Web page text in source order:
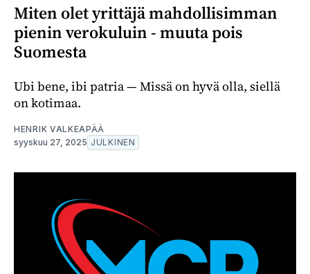
Miten olet yrittäjä mahdollisimman
pienin verokuluin - muuta pois
Suomesta
Ubi bene, ibi patria — Missä on hyvä olla, siellä
on kotimaa.
HENRIK VALKEAPÄÄ
syyskuu 27, 2025 JULKINEN